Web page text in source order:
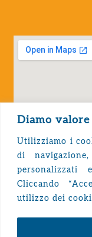
Diamo
Utilizziamo i
di
Cliccando
utilizzo dei
Privacy Policy